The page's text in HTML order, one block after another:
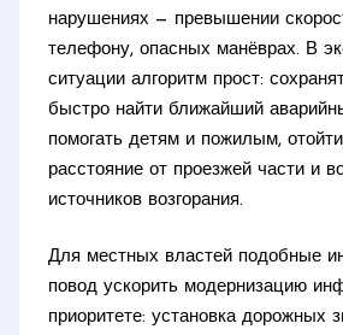
нарушениях — превышении
телефону, опасных манёврах. В
ситуации алгоритм прост:
быстро найти ближайший
помогать детям и пожилым,
расстояние от проезжей части и
источников возгорания.
Для местных властей подобные
повод ускорить модернизацию
приоритете: установка дорожных